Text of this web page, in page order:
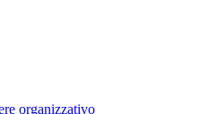
organizzativo